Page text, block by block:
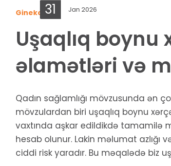
31 Jan 2026
Ginekologiya
Uşaqlıq
əlamətləri və
Qadın sağlamlığı mövzusunda ən
mövzulardan biri uşaqlıq boynu
vaxtında aşkar edildikdə tamamilə
hesab olunur. Lakin məlumat azlığı
ciddi risk yaradır. Bu məqalədə biz